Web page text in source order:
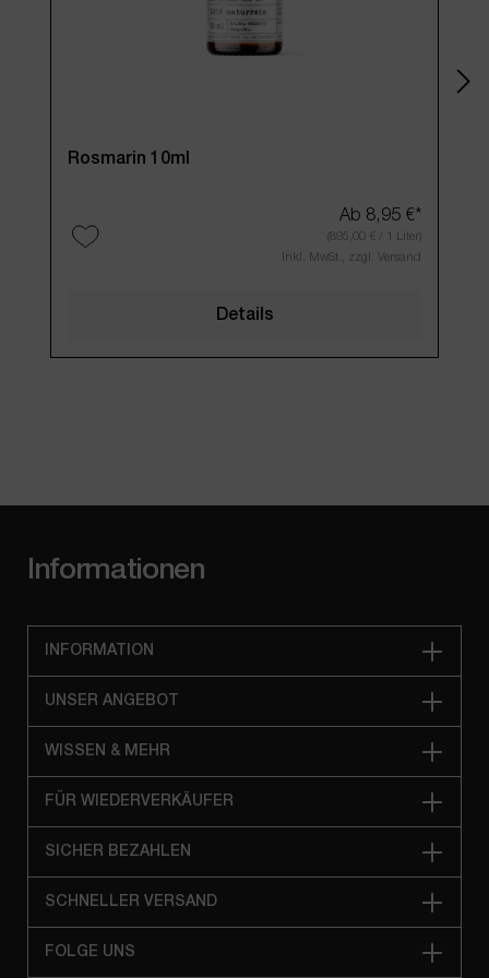
Rosmarin 10ml
Ab 8,95 €*
(895,00 € / 1 Liter)
Inkl. MwSt., zzgl. Versand
Details
Informationen
INFORMATION
UNSER ANGEBOT
WISSEN & MEHR
FÜR WIEDERVERKÄUFER
SICHER BEZAHLEN
SCHNELLER VERSAND
FOLGE UNS